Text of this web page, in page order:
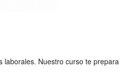
Nuestro curso te